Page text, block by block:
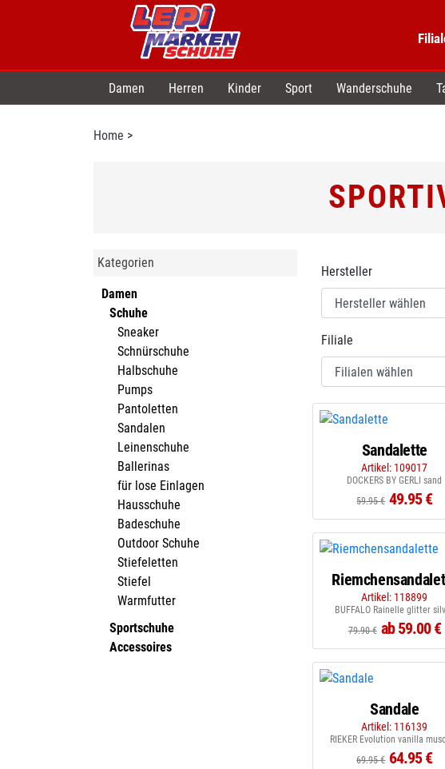
Damen Herren Kinder Sport Wanderschuhe
Home >
Kategorien
Damen
Schuhe
Sneaker
Schnürschuhe
Halbschuhe
Pumps
Pantoletten
Sandalen
Leinenschuhe
Ballerinas
für lose Einlagen
Hausschuhe
Badeschuhe
Outdoor Schuhe
Stiefeletten
Stiefel
Warmfutter
Sportschuhe
Accessoires
Hersteller
Filiale
Sandalette
Artikel: 109017
DOCKERS BY GERLI sand
59.95 € 49.95 €
Artikel: 118899
BUFFALO Rainelle glitter
79.90 € ab 59.00 €
Sandale
Artikel: 116139
RIEKER Evolution vanilla
69.95 € 64.95 €